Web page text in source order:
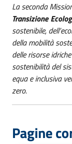
La seconda
Transizione
sostenibile,
della mobilità
delle risorse
sostenibilità del
equa e inclusiva
zero.
Pagine